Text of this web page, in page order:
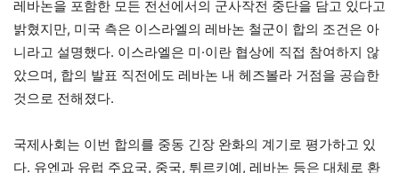
레바논을 포함한 모든 전선에서의 군사작전 중단을 담고 있다고
밝혔지만, 미국 측은 이스라엘의 레바논 철군이 합의 조건은 아
니라고 설명했다. 이스라엘은 미·이란 협상에 직접 참여하지 않
았으며, 합의 발표 직전에도 레바논 내 헤즈볼라 거점을 공습한
것으로 전해졌다.
국제사회는 이번 합의를 중동 긴장 완화의 계기로 평가하고 있
다. 유엔과 유럽 주요국, 중국, 튀르키예, 레바논 등은 대체로 환